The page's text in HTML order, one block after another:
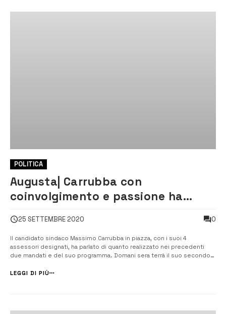
POLITICA
Augusta| Carrubba con
coinvolgimento e passione ha
domani sera
25 SETTEMBRE 2020 0
Il candidato sindaco Massimo Carrubba in piazza, con i suoi 4
assessori designati, ha parlato di quanto realizzato nei precedenti
due mandati e del suo programma. Domani sera terrà il suo secondo
consulenza finanziaria, Marilena Coppola, ingegnere dell’Anas e
LEGGI DI PIÙ